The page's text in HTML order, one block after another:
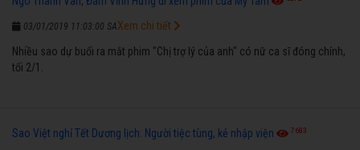
03/01/2019 11:03:00 SA
Nhiều sao dự buổi ra mắt phim "Chị trợ lý của anh" có nữ ca sĩ đóng chính,
tối 2/1.
Xem chi tiết
Sao Việt nghỉ Tết Dương lịch: Người tiệc tùng, kẻ nhập viện 7683